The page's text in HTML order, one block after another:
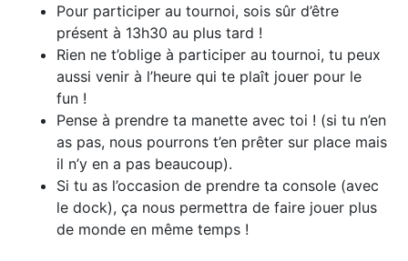
Pour participer au tournoi, sois sûr d’être
présent à 13h30 au plus tard !
Rien ne t’oblige à participer au tournoi, tu peux
aussi venir à l’heure qui te plaît jouer pour le
fun !
Pense à prendre ta manette avec toi ! (si tu n’en
as pas, nous pourrons t’en prêter sur place mais
il n’y en a pas beaucoup).
Si tu as l’occasion de prendre ta console (avec
le dock), ça nous permettra de faire jouer plus
de monde en même temps !